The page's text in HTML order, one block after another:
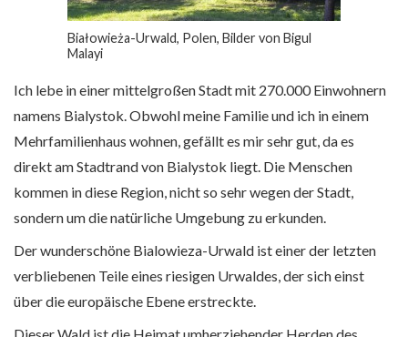
Białowieża-Urwald, Polen, Bilder von Bigul
Malayi
Ich lebe in einer mittelgroßen Stadt mit 270.000 Einwohnern
namens Bialystok. Obwohl meine Familie und ich in einem
Mehrfamilienhaus wohnen, gefällt es mir sehr gut, da es
direkt am Stadtrand von Bialystok liegt. Die Menschen
kommen in diese Region, nicht so sehr wegen der Stadt,
sondern um die natürliche Umgebung zu erkunden.
Der wunderschöne Bialowieza-Urwald ist einer der letzten
verbliebenen Teile eines riesigen Urwaldes, der sich einst
über die europäische Ebene erstreckte.